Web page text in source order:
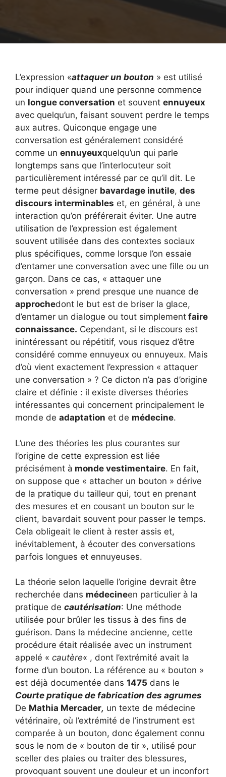
L’expression «attaquer un bouton » est utilisé
pour indiquer quand une personne commence
un longue conversation et souvent ennuyeux
avec quelqu’un, faisant souvent perdre le temps
aux autres. Quiconque engage une
conversation est généralement considéré
comme un ennuyeuxquelqu’un qui parle
longtemps sans que l’interlocuteur soit
particulièrement intéressé par ce qu’il dit. Le
terme peut désigner bavardage inutile, des
discours interminables et, en général, à une
interaction qu’on préférerait éviter. Une autre
utilisation de l’expression est également
souvent utilisée dans des contextes sociaux
plus spécifiques, comme lorsque l’on essaie
d’entamer une conversation avec une fille ou un
garçon. Dans ce cas, « attaquer une
conversation » prend presque une nuance de
approchedont le but est de briser la glace,
d’entamer un dialogue ou tout simplement faire
connaissance. Cependant, si le discours est
inintéressant ou répétitif, vous risquez d’être
considéré comme ennuyeux ou ennuyeux. Mais
d’où vient exactement l’expression « attaquer
une conversation » ? Ce dicton n’a pas d’origine
claire et définie : il existe diverses théories
intéressantes qui concernent principalement le
monde de adaptation et de médecine.
L’une des théories les plus courantes sur
l’origine de cette expression est liée
précisément à monde vestimentaire. En fait,
on suppose que « attacher un bouton » dérive
de la pratique du tailleur qui, tout en prenant
des mesures et en cousant un bouton sur le
client, bavardait souvent pour passer le temps.
Cela obligeait le client à rester assis et,
inévitablement, à écouter des conversations
parfois longues et ennuyeuses.
La théorie selon laquelle l’origine devrait être
recherchée dans médecineen particulier à la
pratique de cautérisation: Une méthode
utilisée pour brûler les tissus à des fins de
guérison. Dans la médecine ancienne, cette
procédure était réalisée avec un instrument
appelé « cautère« , dont l’extrémité avait la
forme d’un bouton. La référence au « bouton »
est déjà documentée dans 1475 dans le
Courte pratique de fabrication des agrumes
De Mathia Mercader, un texte de médecine
vétérinaire, où l’extrémité de l’instrument est
comparée à un bouton, donc également connu
sous le nom de « bouton de tir », utilisé pour
sceller des plaies ou traiter des blessures,
provoquant souvent une douleur et un inconfort